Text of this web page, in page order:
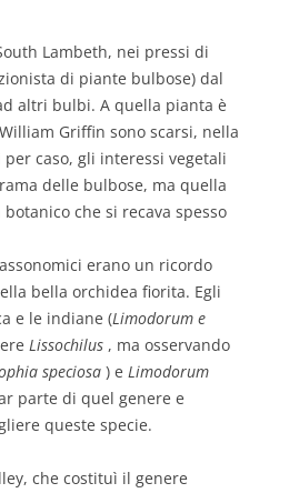
Lambeth, nei pressi di
di piante bulbose) dal
altri bulbi. A quella pianta è
Griffin sono scarsi, nella
caso, gli interessi vegetali
delle bulbose, ma quella
botanico che si recava spesso
erano un ricordo
bella orchidea fiorita. Egli
e le indiane (Limodorum e
Lissochilus , ma osservando
speciosa ) e Limodorum
parte di quel genere e
queste specie.
che costituì il genere